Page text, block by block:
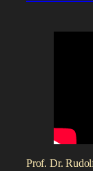
Prof. Dr.